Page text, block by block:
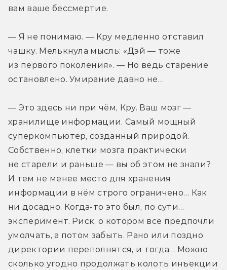
вам ваше бессмертие.
— Я не понимаю. — Кру медленно отставил
чашку. Мелькнула мысль: «Дэй — тоже
из первого поколения». — Но ведь старение
остановлено. Умирание давно не…
— Это здесь ни при чём, Кру. Ваш мозг —
хранилище информации. Самый мощный
суперкомпьютер, созданный природой.
Собственно, клетки мозга практически
не старели и раньше — вы об этом не знали?
И тем не менее место для хранения
информации в нём строго ограничено… Как
ни досадно. Когда-то это был, по сути…
эксперимент. Риск, о котором все предпочли
умолчать, а потом забыть. Рано или поздно
директории переполнятся, и тогда… Можно
сколько угодно продолжать колоть инъекции